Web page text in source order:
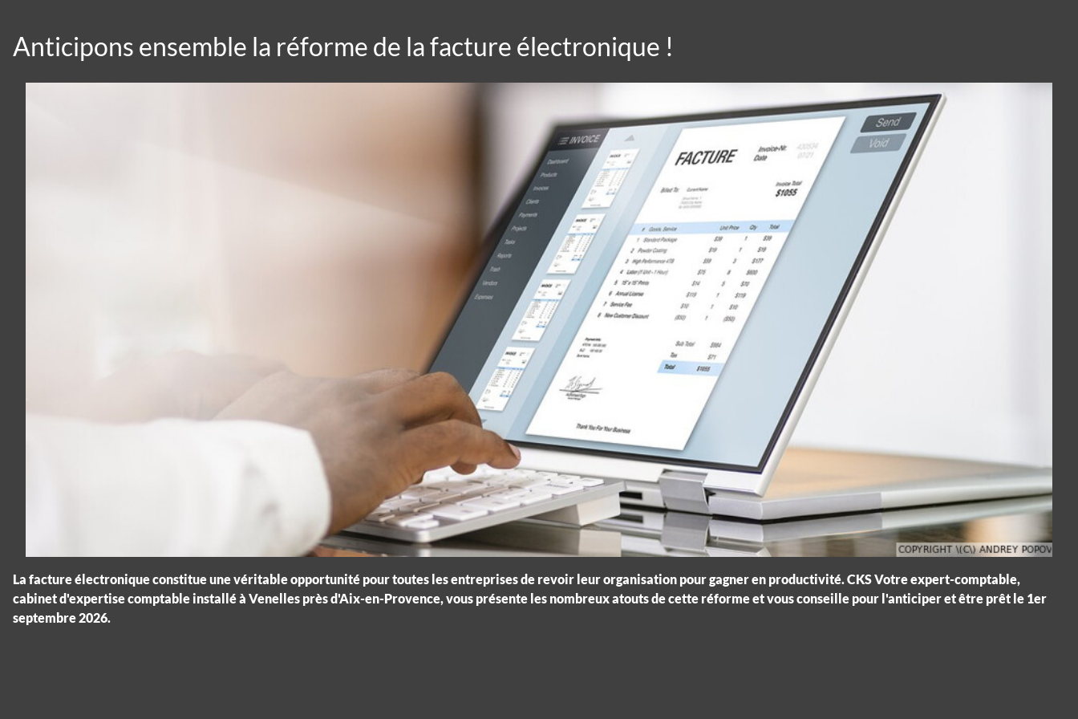
Anticipons ensemble la réforme de la facture électronique !
La facture électronique constitue une véritable opportunité pour toutes les entreprises de revoir leur organisation pour gagner en productivité. CKS Votre expert-comptable,
cabinet d'expertise comptable installé à Venelles près d'Aix-en-Provence, vous présente les nombreux atouts de cette réforme et vous conseille pour l'anticiper et être prêt le 1er
septembre 2026.